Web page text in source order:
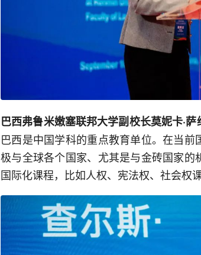
巴西弗鲁米嫩塞联邦大学副校长莫妮卡·萨
巴西是中国学科的重点教育单位。在当
极与全球各个国家、尤其是与金砖国家
国际化课程，比如人权、宪法权、社会权课